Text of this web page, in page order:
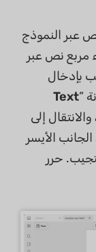
عبر النموذج
مربع نص عبر
بإدخال
”
Text
إلى
الأيسر
حرر